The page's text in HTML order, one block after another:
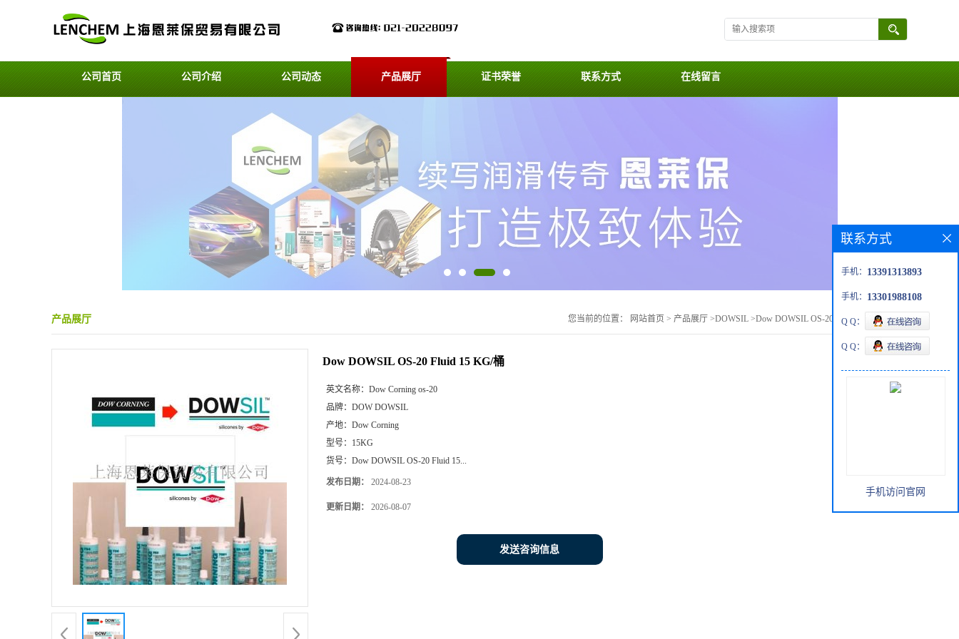
公司首页 公司介绍 公司动态 产品展厅 证书荣誉 联系方式 在线留言
产品展厅 您当前的位置： 网站首页 > 产品展厅 >DOWSIL >Dow DOWSIL OS-20 Fluid 15 KG/桶
Dow DOWSIL OS-20 Fluid 15 KG/桶
英文名称： Dow Corning os-20
品牌： DOW DOWSIL
产地： Dow Corning
型号： 15KG
货号： Dow DOWSIL OS-20 Fluid 15...
发布日期： 2024-08-23
更新日期： 2026-08-07
发送咨询信息
联系方式
手机： 13391313893
手机： 13301988108
Q Q：
Q Q：
手机访问官网